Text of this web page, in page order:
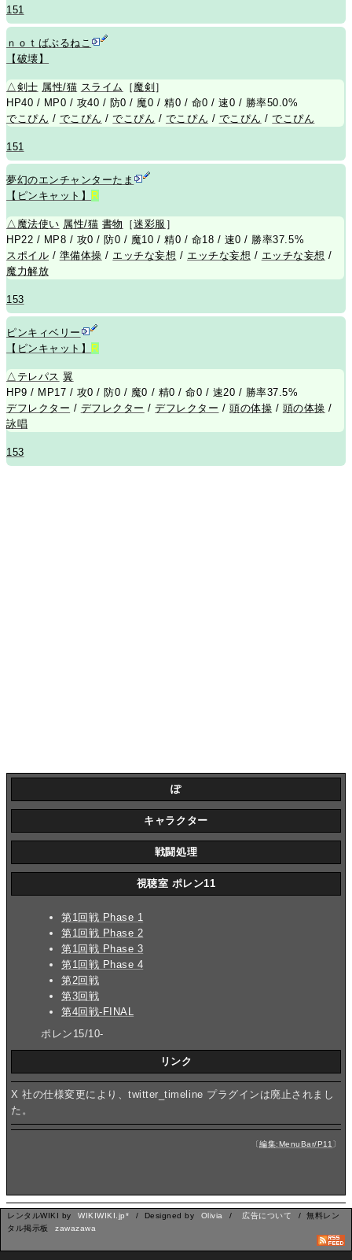
151
ｎｏｔばぶるねこ
【破壊】
△ 剣士 属性/猫 スライム ［ 魔剣 ］
HP40 / MP0 / 攻40 / 防0 / 魔0 / 精0 / 命0 / 速0 / 勝率50.0%
でこぴん / でこぴん /でこぴん / でこぴん / でこぴん /でこぴん
151
夢幻のエンチャンターたま
【ピンキャット】 R
△ 魔法使い 属性/猫 書物 ［迷彩服 ］
HP22 / MP8 / 攻0 / 防0 / 魔10 / 精0 / 命18 / 速0 / 勝率37.5%
スポイル / 準備体操 / エッチな妄想 / エッチな妄想 / エッチな妄想 /
魔力解放
153
ピンキィベリー
【ピンキャット】 R
△ テレパス 翼
HP9 / MP17 / 攻0 / 防0 / 魔0 / 精0 / 命0 / 速20 / 勝率37.5%
デフレクター / デフレクター /デフレクター /頭の体操 / 頭の体操 /
詠唱
153
ぽ
キャラクター
戦闘処理
視聴室 ポレン11
第1回戦 Phase 1
第1回戦 Phase 2
第1回戦 Phase 3
第1回戦 Phase 4
第2回戦
第3回戦
第4回戦-FINAL
ポレン15/10-
リンク
X 社の仕様変更により、twitter_timeline プラグインは廃止されまし
た。
〔編集:MenuBar/P11 〕
レンタルWIKI by WIKIWIKI.jp* / Designed by Olivia / 広告について
/ 無料レン
タル掲示板
zawazawa